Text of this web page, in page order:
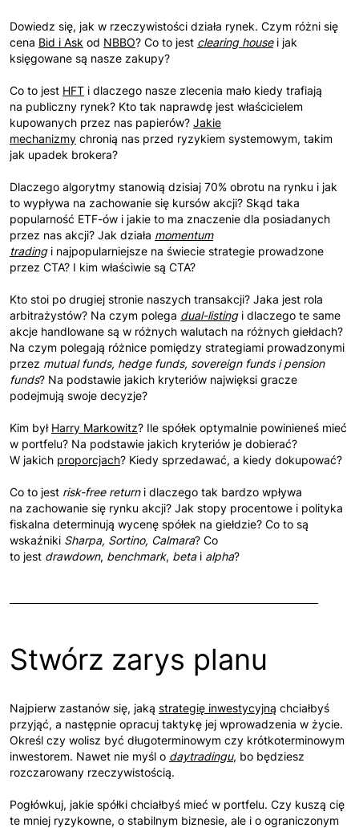
Dowiedz się, jak w rzeczywistości działa rynek. Czym różni się
cena Bid i Ask od NBBO? Co to jest clearing housei jak
księgowane są nasze zakupy?
Co to jest HFT i dlaczego nasze zlecenia mało kiedy trafiają
na publiczny rynek? Kto tak naprawdę jest właścicielem
kupowanych przez nas papierów? Jakie
mechanizmy chronią nas przed ryzykiem systemowym, takim
jak upadek brokera?
Dlaczego algorytmy stanowią dzisiaj 70% obrotu na rynku i jak
to wypływa na zachowanie się kursów akcji? Skąd taka
popularność ETF-ów i jakie to ma znaczenie dla posiadanych
przez nas akcji? Jak działa momentum
tradingi najpopularniejsze na świecie strategie prowadzone
przez CTA? I kim właściwie są CTA?
Kto stoi po drugiej stronie naszych transakcji? Jaka jest rola
arbitrażystów? Na czym polega dual-listingi dlaczego te same
akcje handlowane są w różnych walutach na różnych giełdach?
Na czym polegają różnice pomiędzy strategiami prowadzonymi
przez mutual funds, hedge funds, sovereign funds i pension
funds? Na podstawie jakich kryteriów najwięksi gracze
podejmują swoje decyzje?
Kim był Harry Markowitz? Ile spółek optymalnie powinieneś mieć
w portfelu? Na podstawie jakich kryteriów je dobierać?
W jakich proporcjach? Kiedy sprzedawać, a kiedy dokupować?
Co to jest risk-free returni dlaczego tak bardzo wpływa
na zachowanie się rynku akcji? Jak stopy procentowe i polityka
fiskalna determinują wycenę spółek na giełdzie? Co to są
wskaźniki Sharpa, Sortino, Calmara? Co
to jest drawdown, benchmark, betai alpha?
Stwórz zarys planu
Najpierw zastanów się, jaką strategię inwestycyjną chciałbyś
przyjąć, a następnie opracuj taktykę jej wprowadzenia w życie.
Określ czy wolisz być długoterminowym czy krótkoterminowym
inwestorem. Nawet nie myśl o daytradingu, bo będziesz
rozczarowany rzeczywistością.
Pogłówkuj, jakie spółki chciałbyś mieć w portfelu. Czy kuszą cię
te mniej ryzykowne, o stabilnym biznesie, ale i o ograniczonym